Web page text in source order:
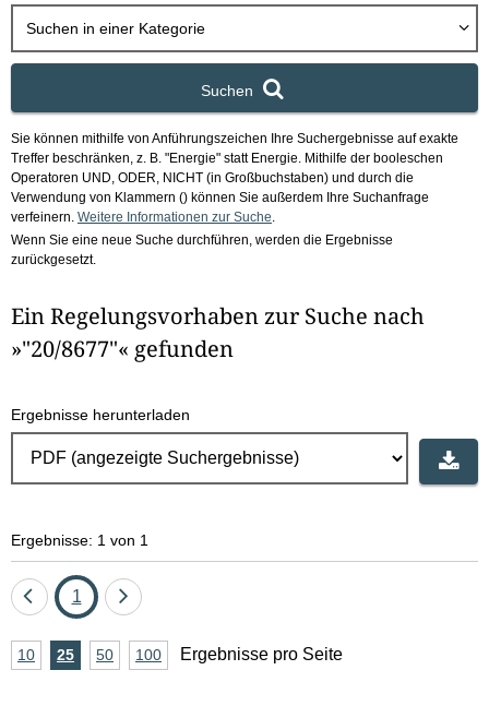
Suchen in einer Kategorie
Suchen
Sie können mithilfe von Anführungszeichen Ihre Suchergebnisse auf exakte
Treffer beschränken, z. B. "Energie" statt Energie. Mithilfe der booleschen
Operatoren UND, ODER, NICHT (in Großbuchstaben) und durch die
Verwendung von Klammern () können Sie außerdem Ihre Suchanfrage
verfeinern. Weitere Informationen zur Suche
Wenn Sie eine neue Suche durchführen, werden die Ergebnisse
zurückgesetzt.
Ein Regelungsvorhaben zur Suche nach
»"20/8677"« gefunden
Ergebnisse herunterladen
Ergebnisse: 1 von 1
Eine
zurück
Seite
1
Eine
vor
A10Ergebnisse
25Ergebnisse
50Ergebnisse
100Ergebnisse
Ergebnisse pro Seite